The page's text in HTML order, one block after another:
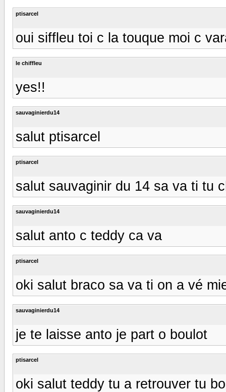
ptisarcel
oui siffleu toi c la touque moi c
le chiffleu
yes!!
sauvaginierdu14
salut ptisarcel
ptisarcel
salut sauvaginir du 14 sa va ti tu
sauvaginierdu14
salut anto c teddy ca va
ptisarcel
oki salut braco sa va ti on a vé
sauvaginierdu14
je te laisse anto je part o boulot
ptisarcel
oki salut teddy tu a retrouver tu